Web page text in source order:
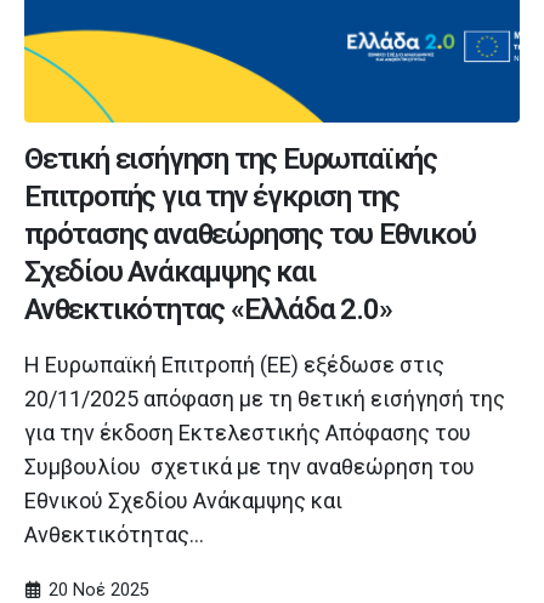
Θετική εισήγηση της Ευρωπαϊκής
Επιτροπής για την έγκριση της
πρότασης αναθεώρησης του Εθνικού
Σχεδίου Ανάκαμψης και
Ανθεκτικότητας «Ελλάδα 2.0»
Η Ευρωπαϊκή Επιτροπή (ΕΕ) εξέδωσε στις
20/11/2025 απόφαση με τη θετική εισήγησή της
για την έκδοση Εκτελεστικής Απόφασης του
Συμβουλίου σχετικά με την αναθεώρηση του
Εθνικού Σχεδίου Ανάκαμψης και
Ανθεκτικότητας...
20 Νοέ 2025